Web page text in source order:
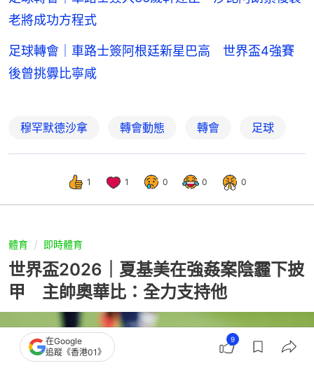
老將成功方程式
足球轉會｜車路士簽阿根廷新星巴高 世界盃4強賽
後曾挑釁比寧咸
穆罕默德沙拿 轉會動態 轉會 足球
1 1 0 0 0
體育 即時體育
世界盃2026｜夏基美在強姦案陰霾下披
甲 主帥奧華比：全力支持他
在Google
追蹤《香港01》
9